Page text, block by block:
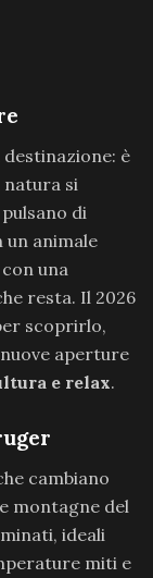
è
natura si
di
animale
una
resta. Il 2026
scoprirlo,
aperture
e relax.
cambiano
montagne del
ideali
miti e